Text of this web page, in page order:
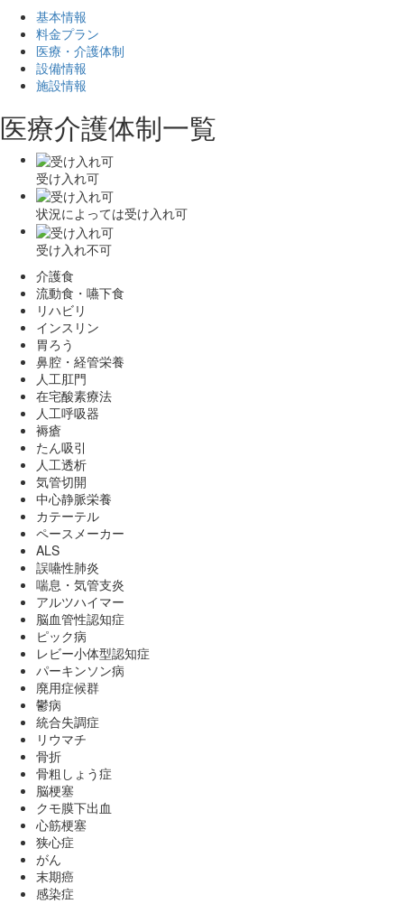
基本情報
料金プラン
医療・介護体制
設備情報
施設情報
医療介護体制一覧
受け入れ可
状況によっては受け入れ可
受け入れ不可
介護食
流動食・嚥下食
リハビリ
インスリン
胃ろう
鼻腔・経管栄養
人工肛門
在宅酸素療法
人工呼吸器
褥瘡
たん吸引
人工透析
気管切開
中心静脈栄養
カテーテル
ペースメーカー
ALS
誤嚥性肺炎
喘息・気管支炎
アルツハイマー
脳血管性認知症
ピック病
レビー小体型認知症
パーキンソン病
廃用症候群
鬱病
統合失調症
リウマチ
骨折
骨粗しょう症
脳梗塞
クモ膜下出血
心筋梗塞
狭心症
がん
末期癌
感染症